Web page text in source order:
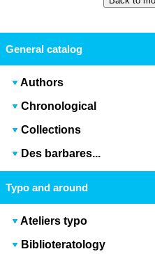
General catalog
Authors
Chronological
Collections
Des barbares...
Typo and around
Ateliers typo
Biblioteratology